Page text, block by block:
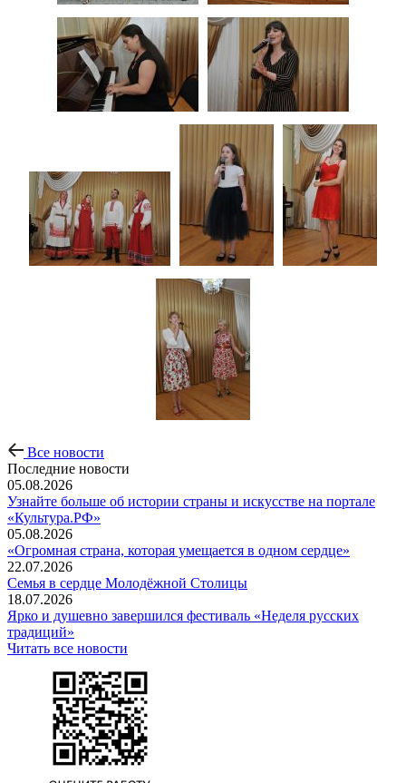
Все новости
Последние новости
05.08.2026
Узнайте больше об истории страны и искусстве на портале
«Культура.РФ»
05.08.2026
«Огромная страна, которая умещается в одном сердце»
22.07.2026
Семья в сердце Молодёжной Столицы
18.07.2026
Ярко и душевно завершился фестиваль «Неделя русских
традиций»
Читать все новости